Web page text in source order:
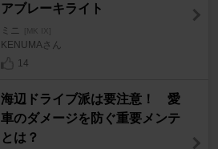
アブレーキライト
ミニ [MK IX]
KENUMAさん
14
海辺ドライブ派は要注意！ 愛
車のダメージを防ぐ重要メンテ
とは？